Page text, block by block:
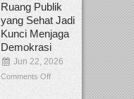
Ruang Publik
yang Sehat Jadi
Kunci Menjaga
Demokrasi
Jun 22, 2026
Comments Off